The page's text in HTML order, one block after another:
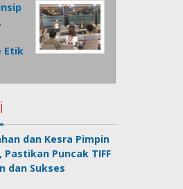
Etik
dan Kesra Pimpin
Puncak TIFF
dan Sukses